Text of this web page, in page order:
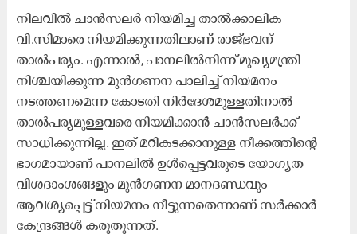
നിലവിൽ ചാൻസലർ നിയമിച്ച താൽക്കാലിക
വി.സിമാരെ നിയമിക്കുന്നതിലാണ് രാജ്ഭവന്
താൽപര്യം. എന്നാൽ, പാനലിൽനിന്ന് മുഖ്യമന്ത്രി
നിശ്ചയിക്കുന്ന മുൻഗണന പാലിച്ച് നിയമനം
നടത്തണമെന്ന കോടതി നിർദേശമുള്ളതിനാൽ
താൽപര്യമുള്ളവരെ നിയമിക്കാൻ ചാൻസലർക്ക്
സാധിക്കുന്നില്ല. ഇത് മറികടക്കാനുള്ള നീക്കത്തിന്റെ
ഭാഗമായാണ് പാനലിൽ ഉൾപ്പെട്ടവരുടെ യോഗ്യത
വിശദാംശങ്ങളും മുൻഗണന മാനദണ്ഡവും
ആവശ്യപ്പെട്ട് നിയമനം നീട്ടുന്നതെന്നാണ് സർക്കാർ
കേന്ദ്രങ്ങൾ കരുതുന്നത്.